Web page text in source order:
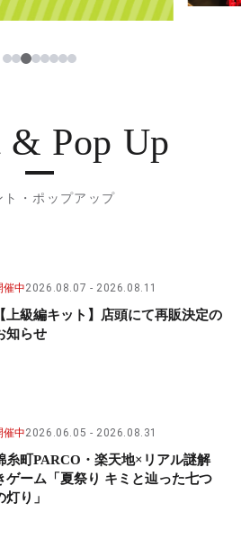
1234567
& Pop Up
ト・ポップアップ
催中2026.08.07 2026.08.11
【上級編キット】店頭にて再販決定の
知らせ
催中2026.06.05 2026.08.31
糸町PARCO・楽天地×リアル謎解
ゲーム「夏祭り キミと辿った七つ
灯り」